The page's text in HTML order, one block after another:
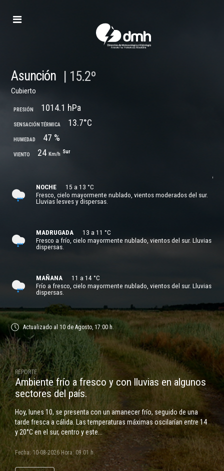
Meteorología
e
Asunción | 15.2º
Cubierto
PRESIÓN 1014.1 hPa
SENSACIÓN TÉRMICA 13.7°C
HUMEDAD 47 %
VIENTO 24 Km/h Sur
NOCHE
15 a 13 °C
Fresco, cielo mayormente nublado, vientos moderados del sur.
Lluvias lesves y dispersas.
MADRUGADA
13 a 11 °C
Fresco a frío, cielo mayormente nublado, vientos del sur. Lluvias
dispersas.
MAÑANA
11 a 14 °C
Frío a fresco, cielo mayormente nublado, vientos del sur. Lluvias
dispersas.
Actualizado al 10 de Agosto, 17:00 h.
REPORTE
Ambiente frío a fresco y con lluvias en algunos
sectores del paí­s.
Hoy, lunes 10, se presenta con un amanecer frío, seguido de una
tarde fresca a cálida. Las temperaturas máximas oscilarían entre 14
y 20°C en el sur, centro y este...
Fecha: 10-08-2026 Hora: 09:01 h.